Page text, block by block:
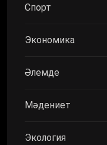
Спорт
Экономика
Әлемде
Мәдениет
Экология